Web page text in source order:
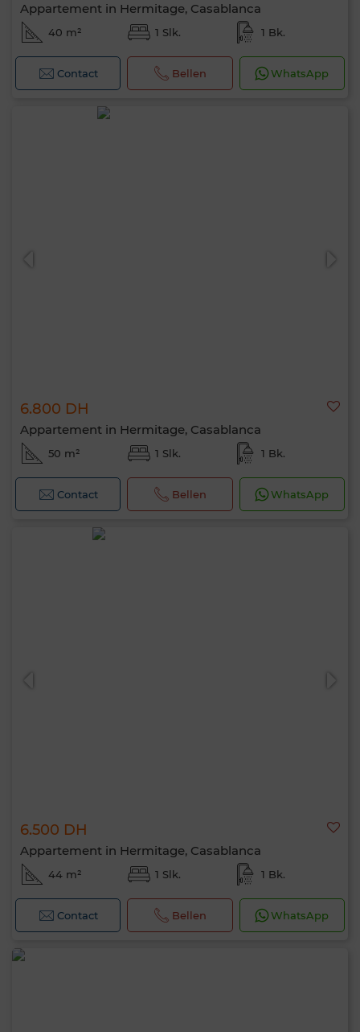
Appartement in Hermitage, Casablanca
40 m² 1 Slk. 1 Bk.
Contact Bellen WhatsApp
6.800 DH
Appartement in Hermitage, Casablanca
50 m² 1 Slk. 1 Bk.
Contact Bellen WhatsApp
6.500 DH
Appartement in Hermitage, Casablanca
44 m² 1 Slk. 1 Bk.
Contact Bellen WhatsApp